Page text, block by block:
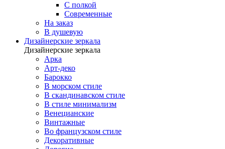
С полкой
Современные
На заказ
В душевую
Дизайнерские зеркала
Дизайнерские зеркала
Арка
Арт-деко
Барокко
В морском стиле
В скандинавском стиле
В стиле минимализм
Венецианские
Винтажные
Во французском стиле
Декоративные